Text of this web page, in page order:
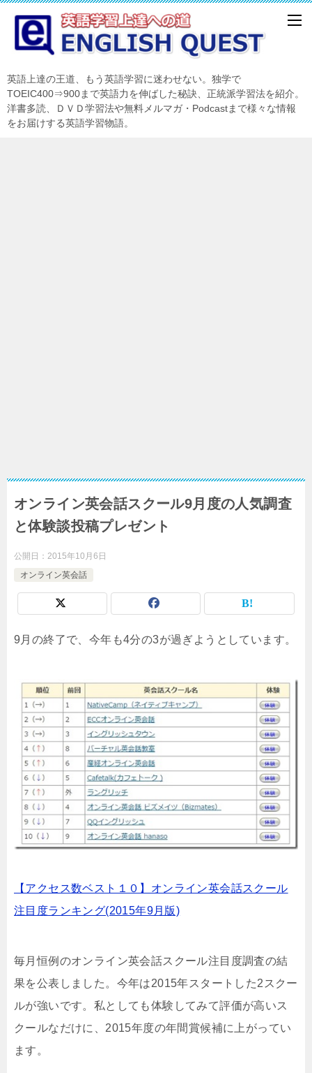
英語上達の王道、もう英語学習に迷わせない。独学で
TOEIC400⇒900まで英語力を伸ばした秘訣、正統派学習法を紹介。
洋書多読、ＤＶＤ学習法や無料メルマガ・Podcastまで様々な情報
をお届けする英語学習物語。
オンライン英会話スクール9月度の人気調査
と体験談投稿プレゼント
公開日： 2015年10月6日
オンライン英会話
9月の終了で、今年も4分の3が過ぎようとしています。
【アクセス数ベスト１０】オンライン英会話スクール
注目度ランキング(2015年9月版)
毎月恒例のオンライン英会話スクール注目度調査の結
果を公表しました。今年は2015年スタートした2スクー
ルが強いです。私としても体験してみて評価が高いス
クールなだけに、2015年度の年間賞候補に上がってい
ます。